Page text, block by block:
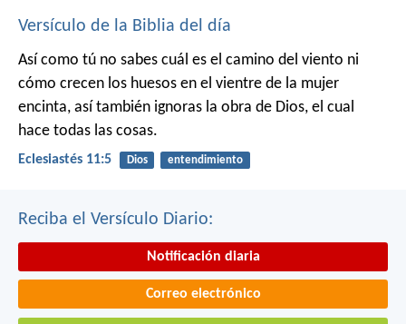
Versículo de la Biblia del día
Así como tú no sabes cuál es el camino del viento ni
cómo crecen los huesos en el vientre de la mujer
encinta, así también ignoras la obra de Dios, el cual
hace todas las cosas.
Eclesiastés 11:5 Dios entendimiento
Reciba el Versículo Diario:
Notificación diaria
Correo electrónico